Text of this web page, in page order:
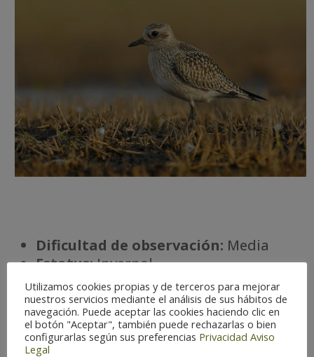
Dificultad de observación: Media
Estatus:Invernal
Temporada óptima:O-MZ
Riesgo de extinción:Protección
especial
Hábitat:Humedales
Utilizamos cookies propias y de terceros para mejorar
nuestros servicios mediante el análisis de sus hábitos de
navegación. Puede aceptar las cookies haciendo clic en
el botón "Aceptar", también puede rechazarlas o bien
configurarlas según sus preferencias Privacidad Aviso
Legal